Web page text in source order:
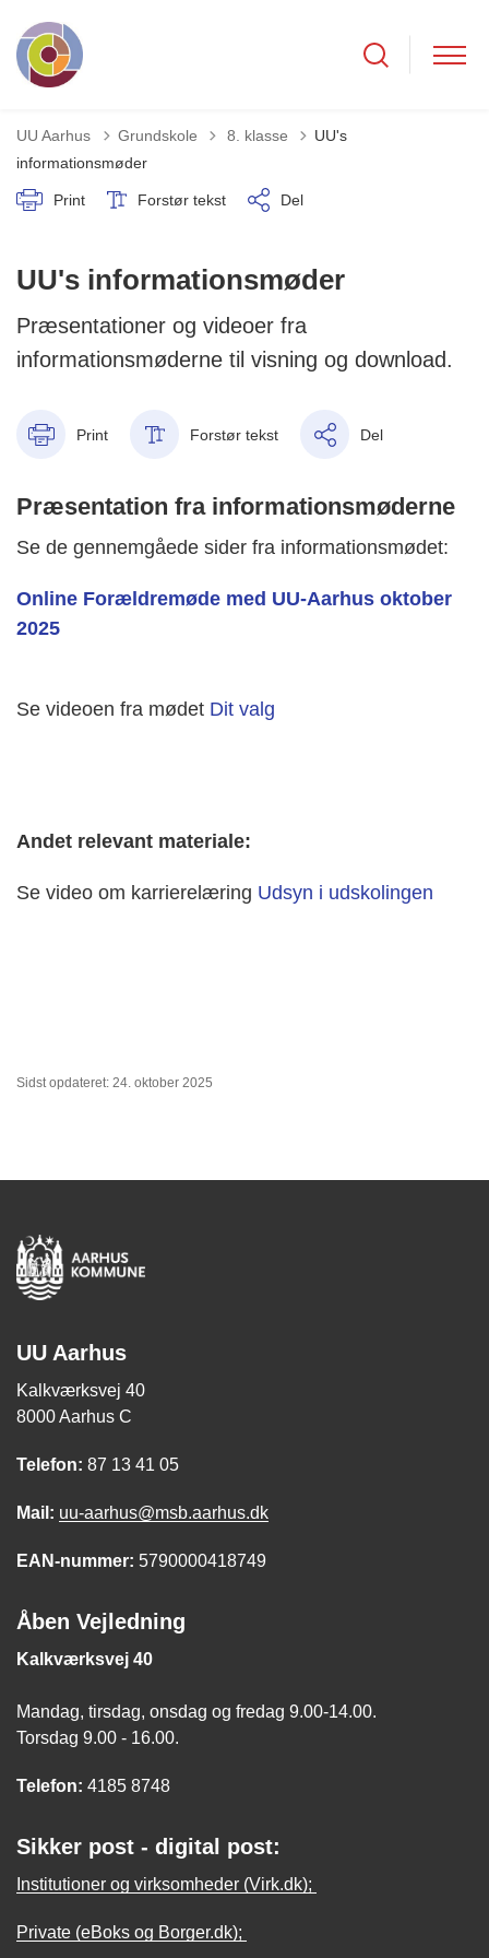
UU Aarhus Grundskole Tilbage til
8. klasse
UU's
informationsmøder
Print Forstør tekst Del
UU's informationsmøder
Præsentationer og videoer fra
informationsmøderne til visning og download.
Print Forstør tekst Del
Præsentation fra informationsmøderne
Se de gennemgåede sider fra informationsmødet:
Online Forældremøde med UU-Aarhus oktober
2025
Se videoen fra mødet Dit valg
Andet relevant materiale:
Se video om karrierelæring Udsyn i udskolingen
Sidst opdateret: 24. oktober 2025
UU Aarhus
Kalkværksvej 40
8000 Aarhus C
Telefon: 87 13 41 05
Mail: uu-aarhus@msb.aarhus.dk
EAN-nummer: 5790000418749
Åben Vejledning
Kalkværksvej 40
Mandag, tirsdag, onsdag og fredag 9.00-14.00.
Torsdag 9.00 - 16.00.
Telefon: 4185 8748
Sikker post - digital post:
Institutioner og virksomheder (Virk.dk);
Private (eBoks og Borger.dk);